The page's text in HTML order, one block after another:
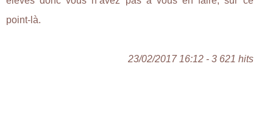
point-là.
23/02/2017 16:12 - 3 621 hits